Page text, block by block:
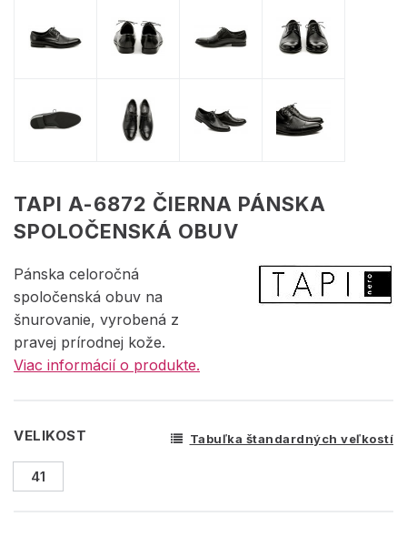
TAPI A-6872 ČIERNA PÁNSKA
SPOLOČENSKÁ OBUV
Pánska celoročná
spoločenská obuv na
šnurovanie, vyrobená z
pravej prírodnej kože.
Viac informácií o produkte.
VELIKOST Tabuľka štandardných veľkostí
41